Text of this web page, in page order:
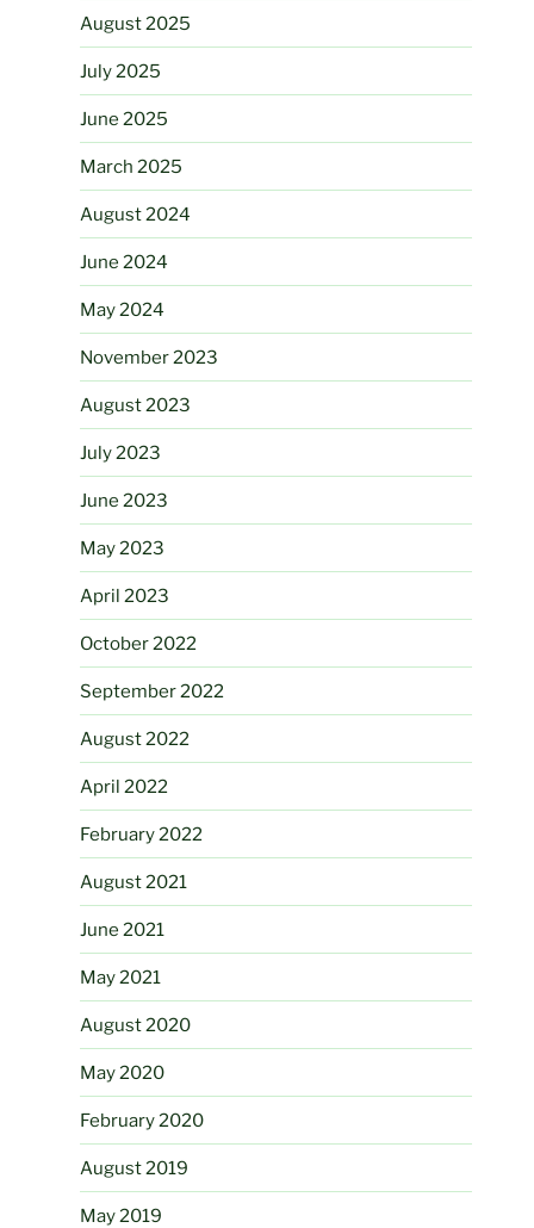
August 2025
July 2025
June 2025
March 2025
August 2024
June 2024
May 2024
November 2023
August 2023
July 2023
June 2023
May 2023
April 2023
October 2022
September 2022
August 2022
April 2022
February 2022
August 2021
June 2021
May 2021
August 2020
May 2020
February 2020
August 2019
May 2019